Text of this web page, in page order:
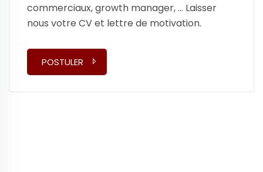
commerciaux, growth manager, ... Laisser
nous votre CV et lettre de motivation.
POSTULER